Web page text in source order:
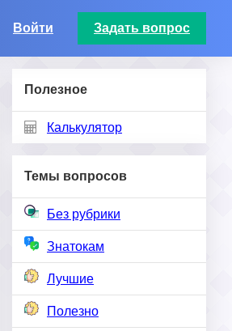
Войти Задать вопрос
Полезное
Калькулятор
Темы вопросов
Без рубрики
Знатокам
Лучшие
Полезно